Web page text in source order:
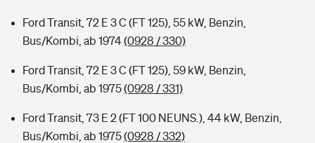
Ford Transit, 72 E 3 C (FT 125), 55 kW, Benzin,
Bus/Kombi, ab 1974(0928 / 330)
Ford Transit, 72 E 3 C (FT 125), 59 kW, Benzin,
Bus/Kombi, ab 1975(0928 / 331)
Ford Transit, 73 E 2 (FT 100 NEUNS.), 44 kW, Benzin,
Bus/Kombi, ab 1975(0928 / 332)